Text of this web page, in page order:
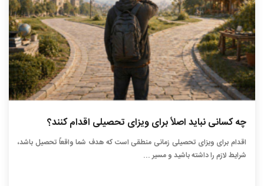
چه کسانی نباید اصلاً برای ویزای تحصیلی اقدام کنند؟
اقدام برای ویزای تحصیلی زمانی منطقی است که هدف شما واقعاً تحصیل باشد،
شرایط لازم را داشته باشید و مسیر ...